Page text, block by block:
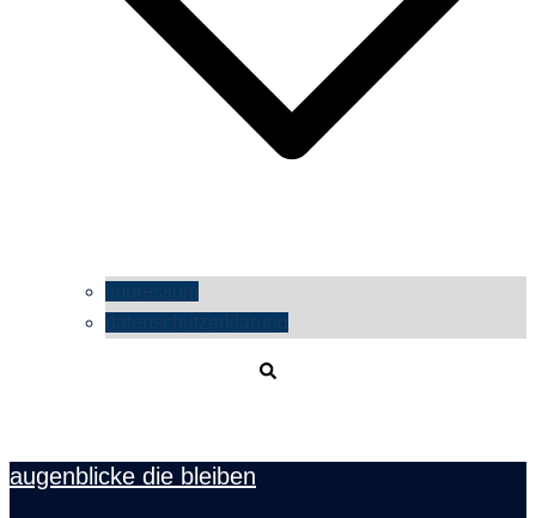
impressum
datenschutzerklärung
augenblicke die bleiben